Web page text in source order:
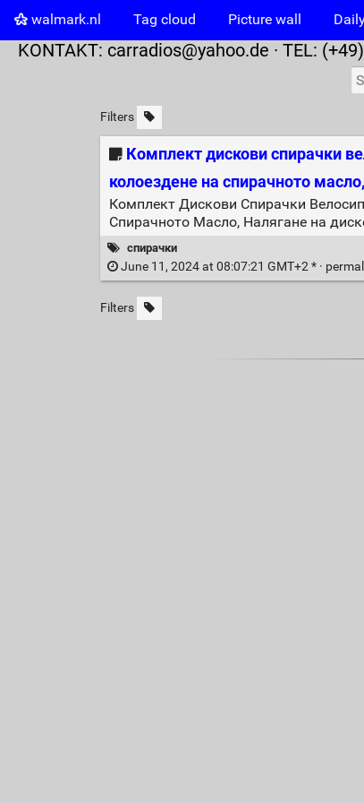
walmark.nl Tag cloud Picture wall
KONTAKT: carradios@yahoo.de · TEL:
Filters
Комплект дискови спирачки
колоездене на спирачното
Комплект Дискови Спирачки
Спирачното Масло, Налягане на
спирачки
June 11, 2024 at 08:07:21 GMT+2 * ·
Filters